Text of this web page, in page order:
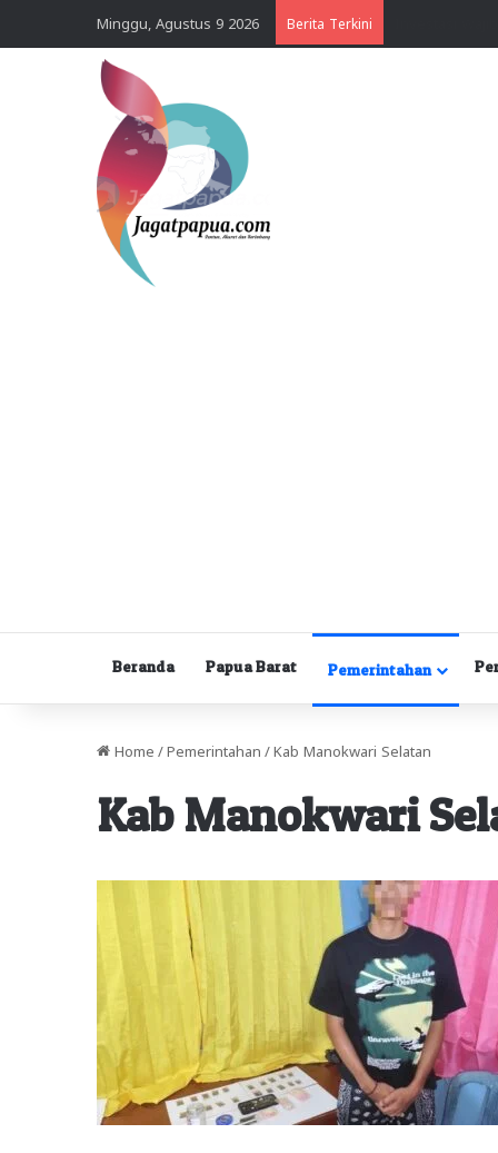
Minggu, Agustus 9 2026 Berita Terkini
Beranda Papua Barat Pemerintahan
Home / Pemerintahan / Kab Manokwari Selatan
Kab Manokwari